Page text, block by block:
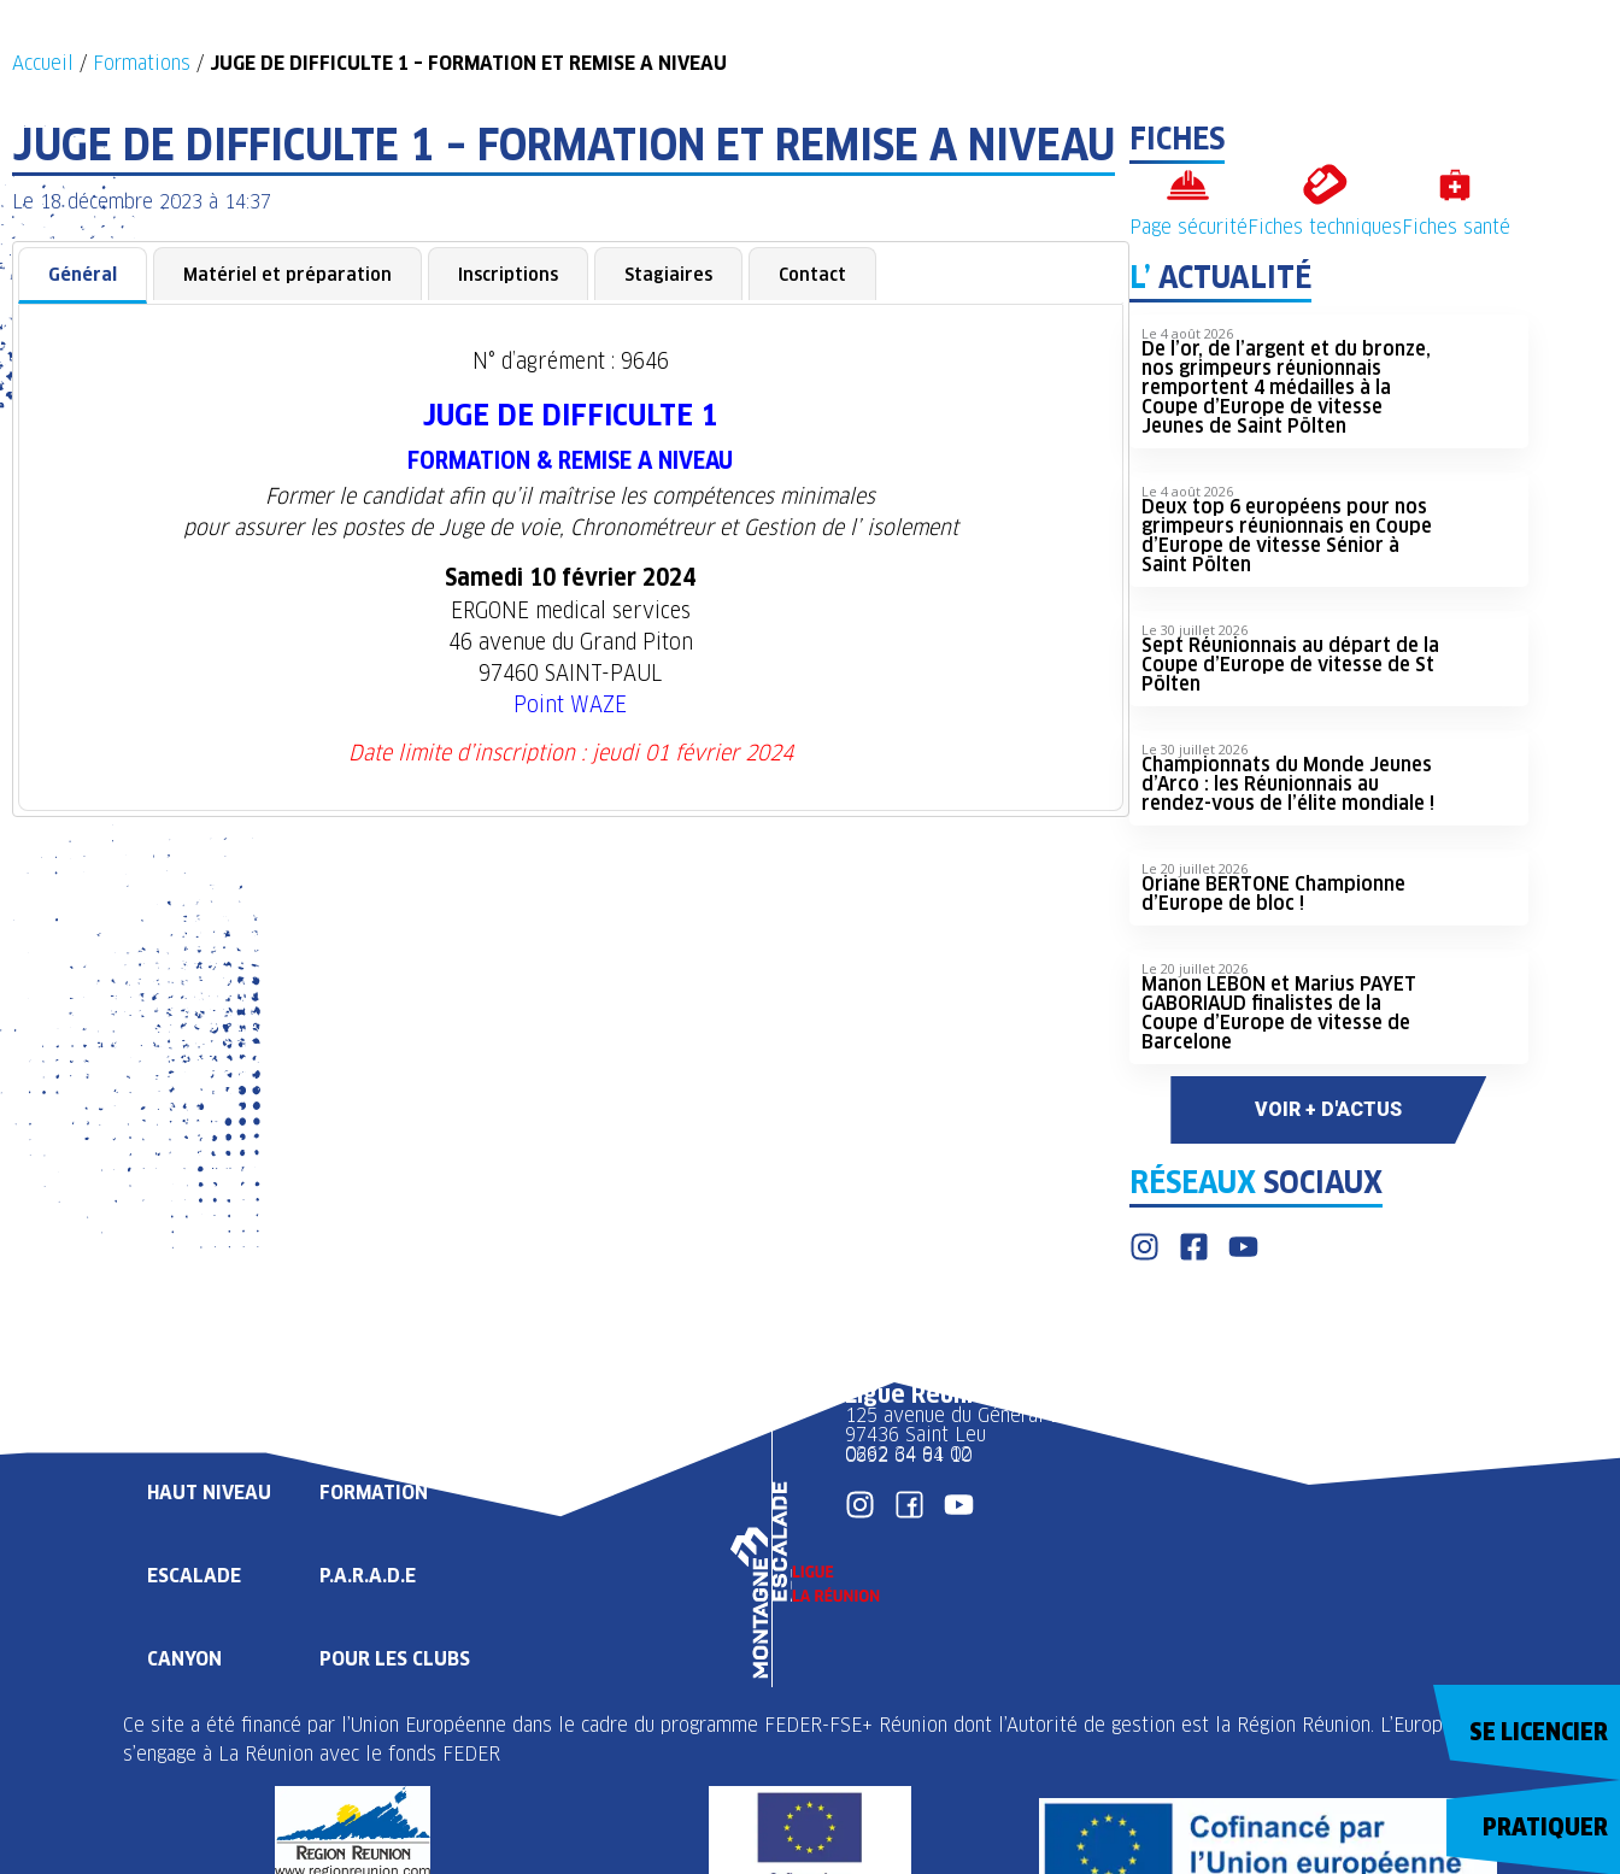
SE LICENCIER
PRATIQUER
Accueil / Formations / JUGE DE DIFFICULTE 1 – FORMATION ET REMISE A NIVEAU
JUGE DE DIFFICULTE 1 – FORMATION ET REMISE A NIVEAU
Le 18 décembre 2023 à 14:37
Général Matériel et préparation Inscriptions Stagiaires Contact
N° d’agrément : 9646
JUGE DE DIFFICULTE 1
FORMATION & REMISE A NIVEAU
Former le candidat afin qu’il maîtrise les compétences minimales
pour assurer les postes de Juge de voie, Chronométreur et Gestion de l’ isolement
Samedi 10 février 2024
ERGONE medical services
46 avenue du Grand Piton
97460 SAINT-PAUL
Point WAZE
Date limite d’inscription : jeudi 01 février 2024
FICHES
Page sécuritéFiches techniquesFiches santé
L’ ACTUALITÉ
Le 4 août 2026
De l’or, de l’argent et du bronze,
nos grimpeurs réunionnais
remportent 4 médailles à la
Coupe d’Europe de vitesse
Jeunes de Saint Pölten
Le 4 août 2026
Deux top 6 européens pour nos
grimpeurs réunionnais en Coupe
d’Europe de vitesse Sénior à
Saint Pölten
Le 30 juillet 2026
Sept Réunionnais au départ de la
Coupe d’Europe de vitesse de St
Pölten
Le 30 juillet 2026
Championnats du Monde Jeunes
d’Arco : les Réunionnais au
rendez-vous de l’élite mondiale !
Le 20 juillet 2026
Oriane BERTONE Championne
d’Europe de bloc !
Le 20 juillet 2026
Manon LEBON et Marius PAYET
GABORIAUD finalistes de la
Coupe d’Europe de vitesse de
Barcelone
VOIR + D'ACTUS
RÉSEAUXSOCIAUX
HAUT NIVEAU
ESCALADE
CANYON
FORMATION
P.A.R.A.D.E
POUR LES CLUBS
Ligue Réunion FFME
125 avenue du Général LAMBERT
97436 Saint Leu
0262 34 91 02
0692 64 64 10
Ce site a été financé par l’Union Européenne dans le cadre du programme FEDER-FSE+ Réunion dont l’Autorité de gestion est la Région Réunion. L’Europe
s’engage à La Réunion avec le fonds FEDER